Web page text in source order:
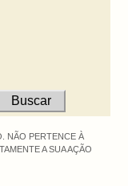
NÃO PERTENCE À
A SUA AÇÃO